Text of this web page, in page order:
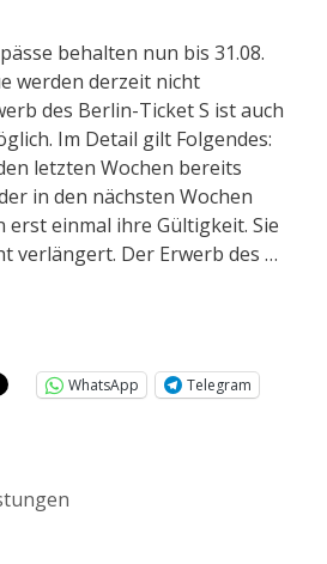
behalten nun bis 31.08.
werden derzeit nicht
des Berlin-Ticket S ist auch
Im Detail gilt Folgendes:
letzten Wochen bereits
in den nächsten Wochen
erst einmal ihre Gültigkeit. Sie
verlängert. Der Erwerb des …
WhatsApp
Telegram